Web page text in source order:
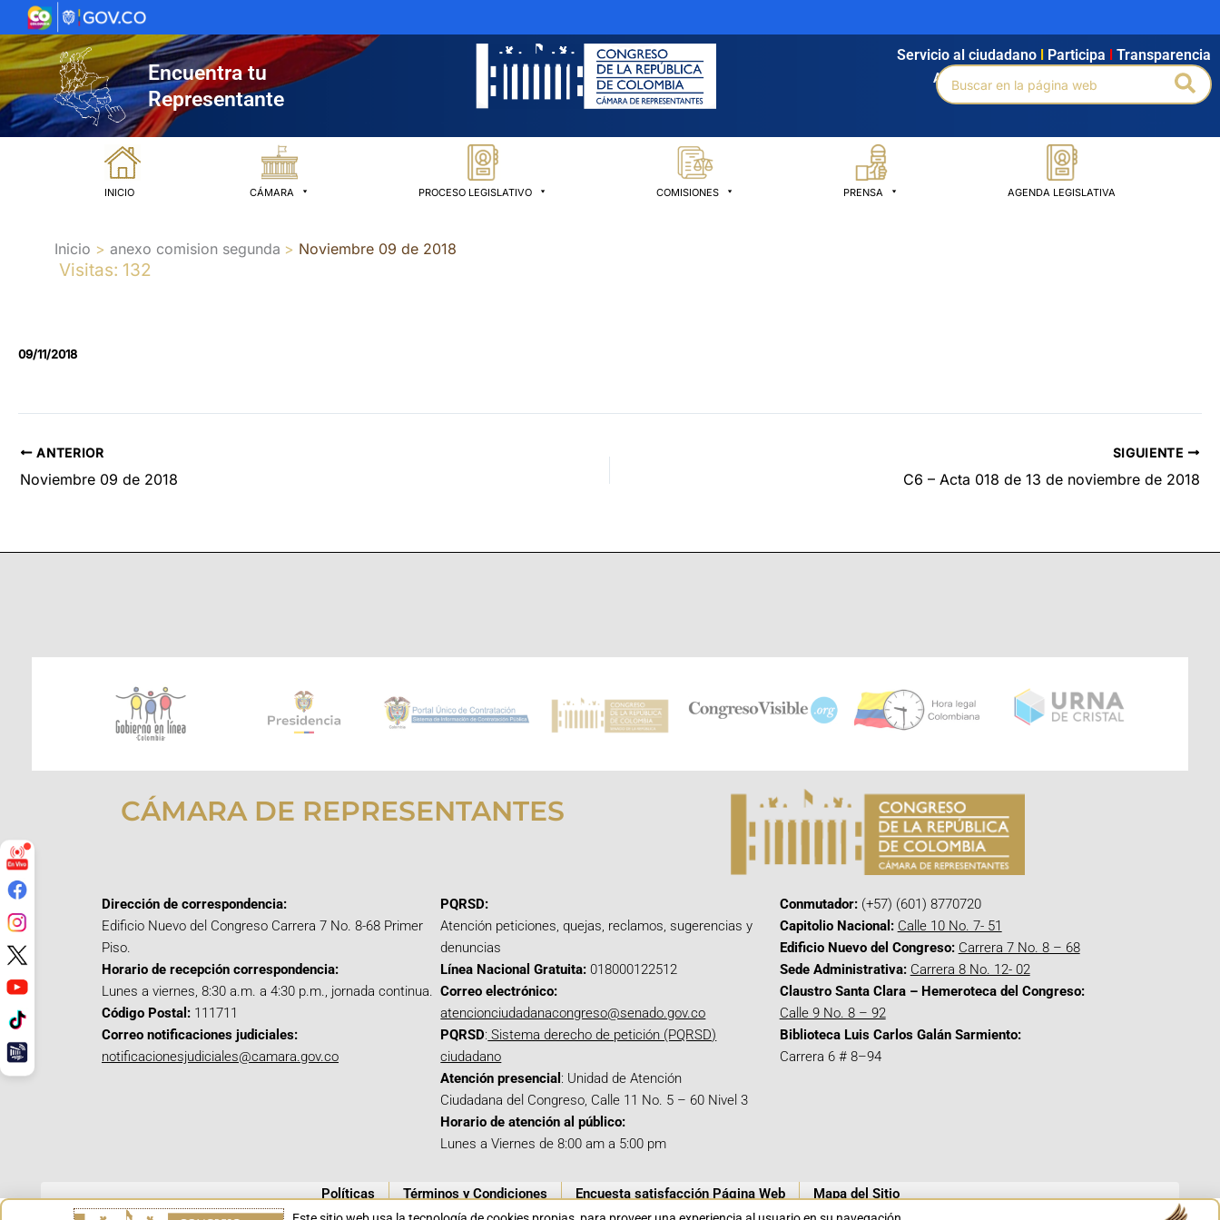
al
contenido
Encuentra tu
Representante
Agendamiento Intranet Búsqueda avanzada
Servicio al ciudadano Participa Transparencia
Buscar
por:
INICIO CÁMARA PROCESO LEGISLATIVO COMISIONES PRENSA AGENDA LEGISLATIVA
Inicio anexo comision segunda Noviembre 09 de 2018
Visitas: 132
09/11/2018
ANTERIOR
Noviembre 09 de 2018
SIGUIENTE
C6 – Acta 018 de 13 de noviembre de 2018
CÁMARA DE REPRESENTANTES
Dirección de correspondencia:
Edificio Nuevo del Congreso Carrera 7 No. 8-68 Primer
Piso.
Horario de recepción correspondencia:
Lunes a viernes, 8:30 a.m. a 4:30 p.m., jornada continua.
Código Postal: 111711
Correo notificaciones judiciales:
notificacionesjudiciales@camara.gov.co
PQRSD:
Atención peticiones, quejas, reclamos, sugerencias y
denuncias
Línea Nacional Gratuita: 018000122512
Correo electrónico:
atencionciudadanacongreso@senado.gov.co
PQRSD: Sistema derecho de petición (PQRSD)
ciudadano
Atención presencial : Unidad de Atención
Ciudadana del Congreso, Calle 11 No. 5 – 60 Nivel 3
Horario de atención al público:
Lunes a Viernes de 8:00 am a 5:00 pm
Conmutador:(+57) (601) 8770720
Capitolio Nacional: Calle 10 No. 7- 51
Edificio Nuevo del Congreso: Carrera 7 No. 8 – 68
Sede Administrativa: Carrera 8 No. 12- 02
Claustro Santa Clara – Hemeroteca del Congreso:
Calle 9 No. 8 – 92
Biblioteca Luis Carlos Galán Sarmiento:
Carrera 6 # 8–94
Políticas Términos y Condiciones Encuesta satisfacción Página Web Mapa del Sitio